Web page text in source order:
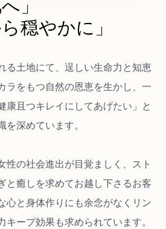
」
穏やかに」
る土地にて、逞しい生命力と知恵
ラをもつ自然の恩恵を生かし、一
康且つキレイにしてあげたい」と
深めています。
性の社会進出が目覚ましく、スト
と癒しを求めてお越し下さるお客
心と身体作りにも余念がなくリン
ープ効果も求められています。